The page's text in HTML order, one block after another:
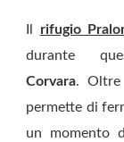
rifugio
durante
Corvara. Oltre
permette di
un momento